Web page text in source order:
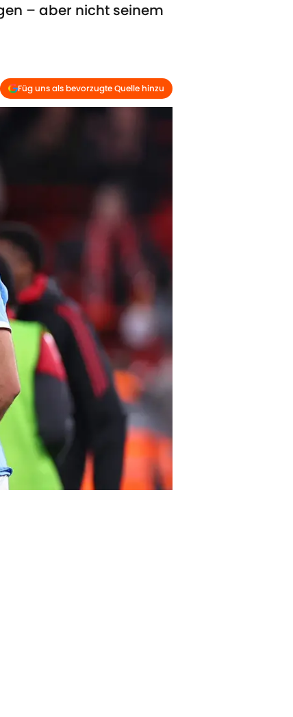
– aber nicht seinem
Füg uns als bevorzugte Quelle hinzu